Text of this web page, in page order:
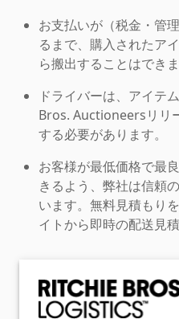
お支払いが（税金・管
るまで、購入されたア
ら搬出することはできま
ドライバーは、アイテ
Bros. Auctioneersリリ
する必要があります。
お客様が最低価格で最
きるよう、弊社は信頼
います。無料見積もり
イトから即時の配送見